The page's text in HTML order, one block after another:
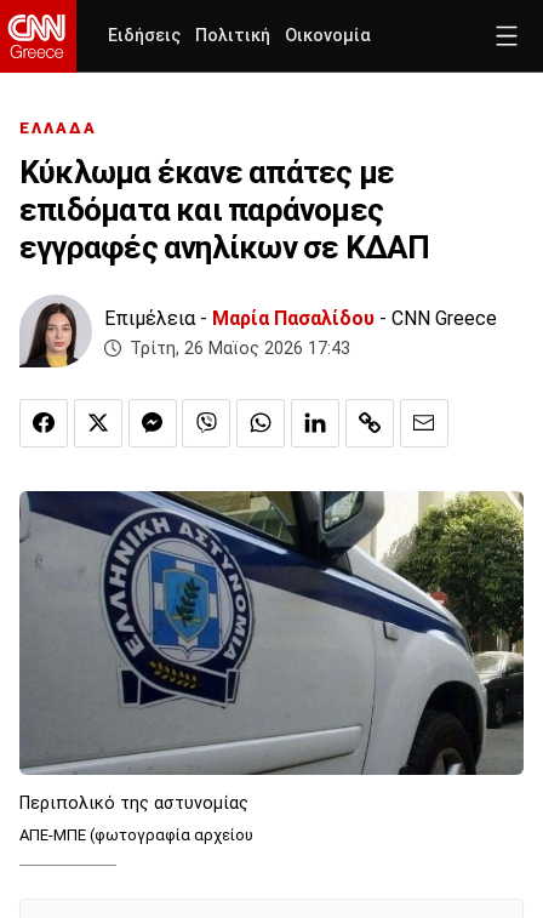
Ειδήσεις Πολιτική Οικονομία
ΕΛΛΑΔΑ
Κύκλωμα έκανε απάτες με
επιδόματα και παράνομες
εγγραφές ανηλίκων σε ΚΔΑΠ
Επιμέλεια - Μαρία Πασαλίδου - CNN Greece
Τρίτη, 26 Μαϊος 2026 17:43
Περιπολικό της αστυνομίας
ΑΠΕ-ΜΠΕ (φωτογραφία αρχείου